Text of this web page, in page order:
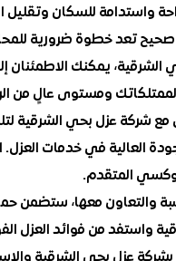
واستدامة للسكان وتقليل
صحيح تعد خطوة ضرورية
الشرقية، يمكنك
ومستوى عالٍ من
مع شركة عزل بحي الشرقية
العالية في خدمات
المتقدم.
والتعاون معها، ستضمن
واستفد من فوائد العزل